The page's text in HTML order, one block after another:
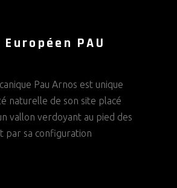
PAU
Pau Arnos est unique
naturelle de son site placé
vallon verdoyant au pied des
par sa configuration